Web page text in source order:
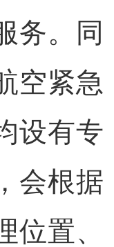
务。同
空紧急
设有专
会根据
位置、